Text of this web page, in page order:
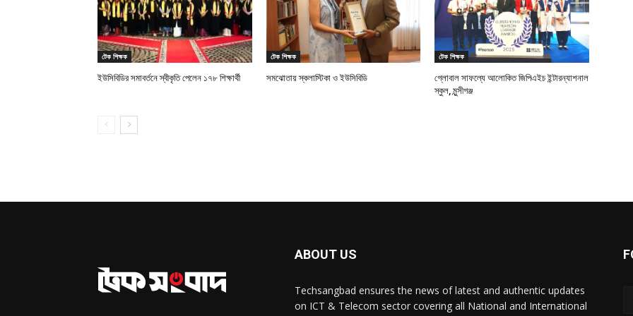
টেক শিক্ষক
ইউসিবিডির সমাবর্তনে স্বীকৃতি পেলেন ১৭৮ শিক্ষার্থী
টেক শিক্ষক
সমঝোতায় স্কলাস্টিকা ও ইউসিবিডি
টেক শিক্ষক
গ্লোবাল সাফল্যে আলোকিত জিপিএইচ ইন্টারন্যাশনাল
স্কুল, মুন্সীগঞ্জ
ABOUT US
Techsangbad ensures the news of latest and authentic updates
on ICT & Telecom sector covering all National and International